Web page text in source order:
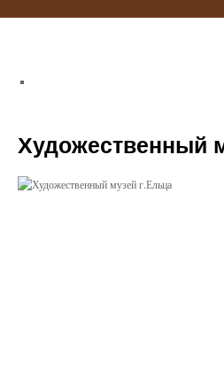
Художественный